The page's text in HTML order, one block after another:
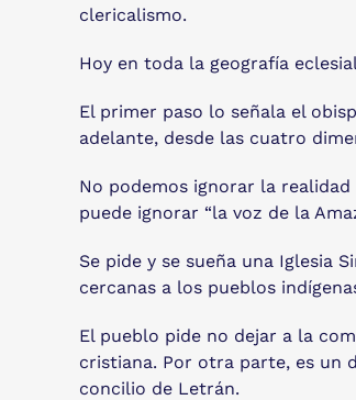
clericalismo.
Hoy en toda la geografía
El primer paso lo señala el
adelante, desde las cuatro
No podemos ignorar la
puede ignorar “la voz de la
Se pide y se sueña una Iglesia
cercanas a los pueblos
El pueblo pide no dejar a la
cristiana. Por otra parte, es un
concilio de Letrán.